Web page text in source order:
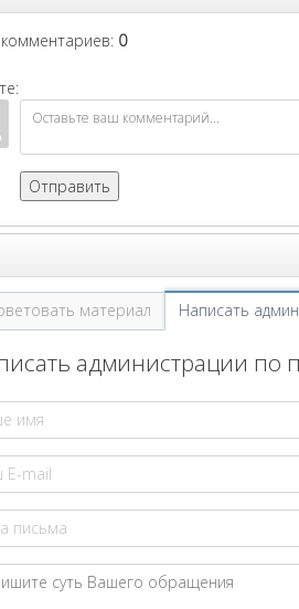
: 0
Отправить
материал Написать
администрации по